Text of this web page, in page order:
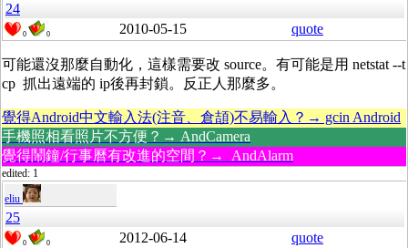
24
0 0 2010-05-15 quote
可能還沒那麼自動化，這樣需要改 source。有可能是用 netstat --t
cp 抓出遠端的 ip後再封鎖。反正人那麼多。
覺得Android中文輸入法(注音、倉頡)不易輸入？→ gcin Android
手機照相看照片不方便？→ AndCamera
覺得鬧鐘/行事曆有改進的空間？→ AndAlarm
edited: 1
eliu
25
0 0 2012-06-14 quote